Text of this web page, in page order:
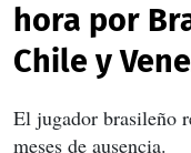
hora por
Chile y
El jugador brasileño
meses de ausencia.